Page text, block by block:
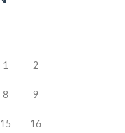
1 2
8 9
15 16